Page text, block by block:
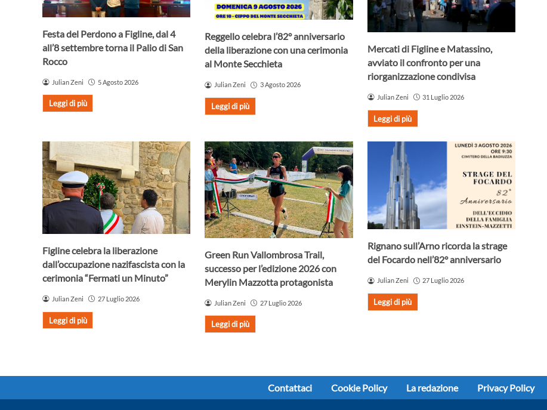
Festa del Perdono a Figline, dal 4
all’8 settembre torna il Palio di San
Rocco
Julian Zeni 5 Agosto 2026
Leggi di più
Reggello celebra l’82° anniversario
della liberazione con una cerimonia
al Monte Secchieta
Julian Zeni 3 Agosto 2026
Leggi di più
Mercati di Figline e Matassino,
avviato il confronto per una
riorganizzazione condivisa
Julian Zeni 31 Luglio 2026
Leggi di più
Figline celebra la liberazione
dall’occupazione nazifascista con la
cerimonia “Fermati un Minuto”
Julian Zeni 27 Luglio 2026
Leggi di più
Green Run Vallombrosa Trail,
successo per l’edizione 2026 con
Merylin Mazzotta protagonista
Julian Zeni 27 Luglio 2026
Leggi di più
Rignano sull’Arno ricorda la strage
del Focardo nell’82° anniversario
Julian Zeni 27 Luglio 2026
Leggi di più
Contattaci Cookie Policy La redazione Privacy Policy